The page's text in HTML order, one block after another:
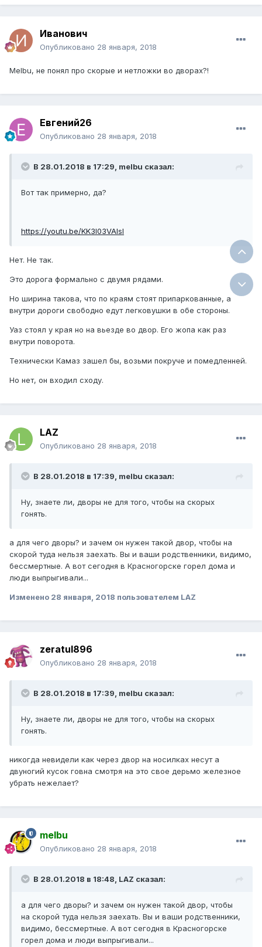
Иванович
Опубликовано 28 января, 2018
Melbu, не понял про скорые и нетложки во дворах?!
Евгений26
Опубликовано 28 января, 2018
В 28.01.2018 в 17:29, melbu сказал:
Вот так примерно, да?
https://youtu.be/KK3I03VAlsI
Нет. Не так.
Это дорога формально с двумя рядами.
Но ширина такова, что по краям стоят припаркованные, а
внутри дороги свободно едут легковушки в обе стороны.
Уаз стоял у края но на вьезде во двор. Его жопа как раз
внутри поворота.
Технически Камаз зашел бы, возьми покруче и помедленней.
Но нет, он входил сходу.
LAZ
Опубликовано 28 января, 2018
В 28.01.2018 в 17:39, melbu сказал:
Ну, знаете ли, дворы не для того, чтобы на скорых
гонять.
а для чего дворы? и зачем он нужен такой двор, чтобы на
скорой туда нельзя заехать. Вы и ваши родственники, видимо,
бессмертные. А вот сегодня в Красногорске горел дома и
люди выпрыгивали...
Изменено 28 января, 2018 пользователем LAZ
zeratul896
Опубликовано 28 января, 2018
В 28.01.2018 в 17:39, melbu сказал:
Ну, знаете ли, дворы не для того, чтобы на скорых
гонять.
никогда невидели как через двор на носилках несут а
двуногий кусок говна смотря на это свое дерьмо железное
убрать нежелает?
melbu
Опубликовано 28 января, 2018
В 28.01.2018 в 18:48, LAZ сказал:
а для чего дворы? и зачем он нужен такой двор, чтобы
на скорой туда нельзя заехать. Вы и ваши родственники,
видимо, бессмертные. А вот сегодня в Красногорске
горел дома и люди выпрыгивали...